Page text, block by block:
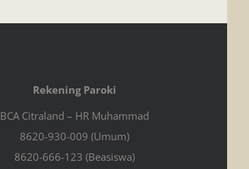
Rekening Paroki
BCA Citraland – HR Muhammad
8620-930-009 (Umum)
8620-666-123 (Beasiswa)